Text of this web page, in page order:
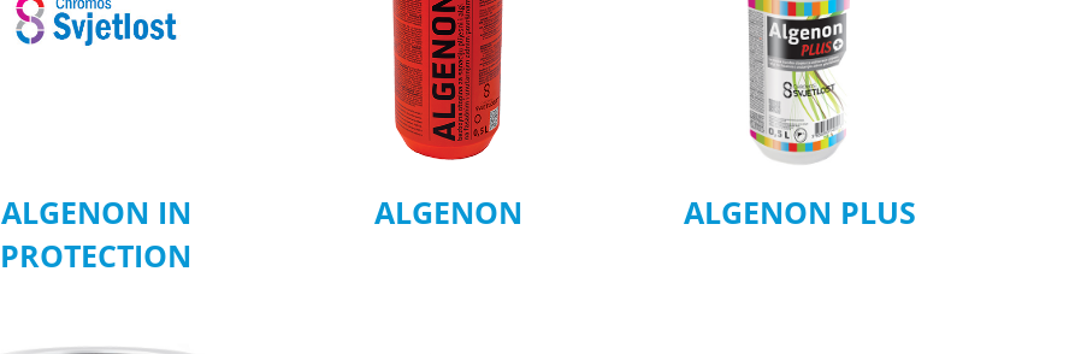
ALGENON IN
PROTECTION
ALGENON ALGENON PLUS